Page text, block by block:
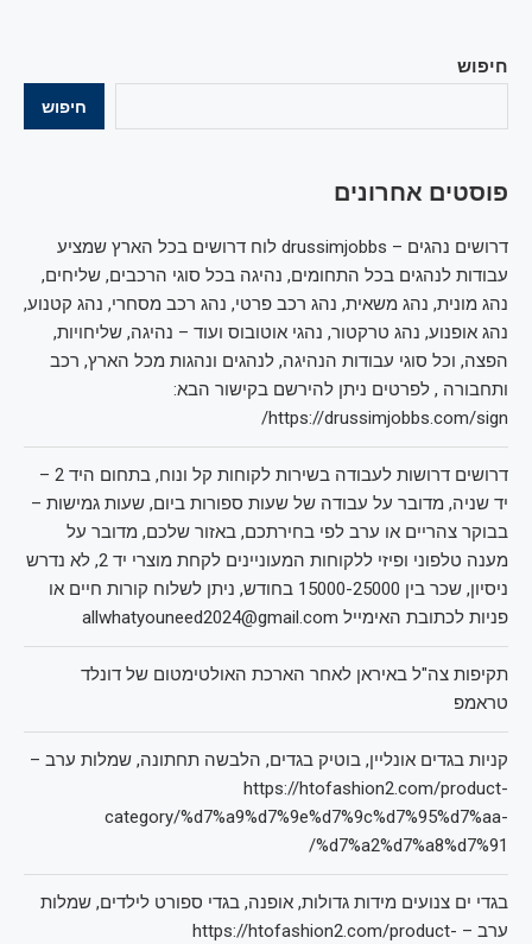
חיפוש
חיפוש
פוסטים אחרונים
דרושים נהגים – drussimjobbs לוח דרושים בכל הארץ שמציע
עבודות לנהגים בכל התחומים, נהיגה בכל סוגי הרכבים, שליחים,
נהג מונית, נהג משאית, נהג רכב פרטי, נהג רכב מסחרי, נהג קטנוע,
נהג אופנוע, נהג טרקטור, נהגי אוטובוס ועוד – נהיגה, שליחויות,
הפצה, וכל סוגי עבודות הנהיגה, לנהגים ונהגות מכל הארץ, רכב
ותחבורה , לפרטים ניתן להירשם בקישור הבא:
https://drussimjobbs.com/sign/
דרושים דרושות לעבודה בשירות לקוחות קל ונוח, בתחום היד 2 –
יד שניה, מדובר על עבודה של שעות ספורות ביום, שעות גמישות –
בבוקר צהריים או ערב לפי בחירתכם, באזור שלכם, מדובר על
מענה טלפוני ופיזי ללקוחות המעוניינים לקחת מוצרי יד 2, לא נדרש
ניסיון, שכר בין 15000-25000 בחודש, ניתן לשלוח קורות חיים או
פניות לכתובת האימייל allwhatyouneed2024@gmail.com
תקיפות צה"ל באיראן לאחר הארכת האולטימטום של דונלד
טראמפ
קניות בגדים אונליין, בוטיק בגדים, הלבשה תחתונה, שמלות ערב –
https://htofashion2.com/product-
category/%d7%a9%d7%9e%d7%9c%d7%95%d7%aa-
%d7%a2%d7%a8%d7%91/
בגדי ים צנועים מידות גדולות, אופנה, בגדי ספורט לילדים, שמלות
ערב – https://htofashion2.com/product-